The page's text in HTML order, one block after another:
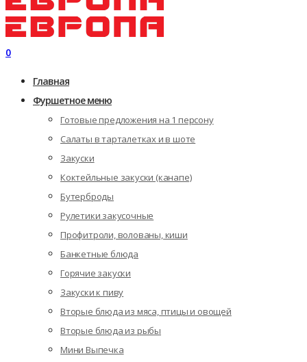
0
Главная
Фуршетное меню
Готовые предложения на 1 персону
Салаты в тарталетках и в шоте
Закуски
Коктейльные закуски (канапе)
Бутерброды
Рулетики закусочные
Профитроли, волованы, киши
Банкетные блюда
Горячие закуски
Закуски к пиву
Вторые блюда из мяса, птицы и овощей
Вторые блюда из рыбы
Мини Выпечка